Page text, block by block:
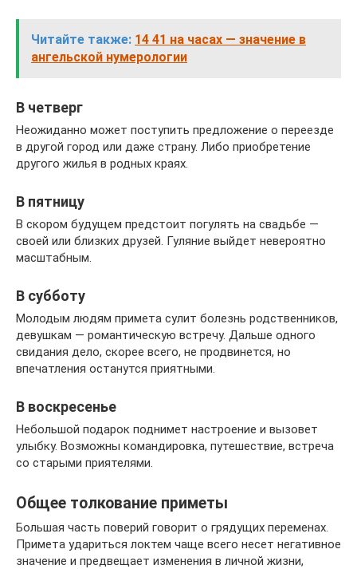
Читайте также: 14 41 на часах — значение в
ангельской нумерологии
В четверг
Неожиданно может поступить предложение о переезде
в другой город или даже страну. Либо приобретение
другого жилья в родных краях.
В пятницу
В скором будущем предстоит погулять на свадьбе —
своей или близких друзей. Гуляние выйдет невероятно
масштабным.
В субботу
Молодым людям примета сулит болезнь родственников,
девушкам — романтическую встречу. Дальше одного
свидания дело, скорее всего, не продвинется, но
впечатления останутся приятными.
В воскресенье
Небольшой подарок поднимет настроение и вызовет
улыбку. Возможны командировка, путешествие, встреча
со старыми приятелями.
Общее толкование приметы
Большая часть поверий говорит о грядущих переменах.
Примета удариться локтем чаще всего несет негативное
значение и предвещает изменения в личной жизни,